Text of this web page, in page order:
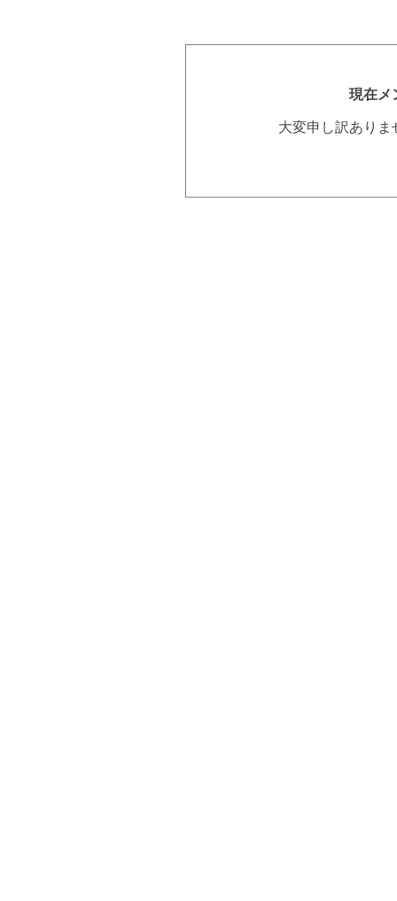
現在メ
大変申し訳あり